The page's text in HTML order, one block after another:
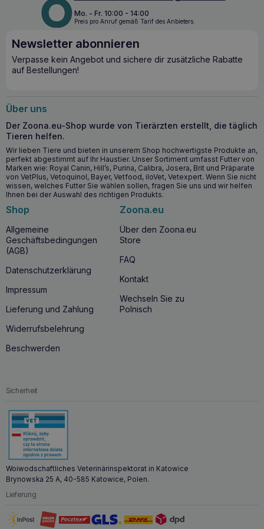
Mo. - Fr. 10:00 - 14:00
Preis pro Anruf gemäß Tarif des Anbieters.
Newsletter abonnieren
Verpasse kein Angebot und sichere dir zusätzliche Rabatte
auf Bestellungen!
Über uns
Der Zoona.eu-Shop wurde von Tierärzten erstellt, die täglich
Tieren helfen.
Wir lieben Tiere und bieten in unserem Shop hochwertigste Produkte an,
perfekt abgestimmt auf Ihr Haustier. Unser Sortiment umfasst Futter von
Marken wie: Royal Canin, Hill’s, Purina, Calibra, Josera, Brit und Präparate
von VetPlus, Vetoquinol, Bayer, Vetfood, iloVet, Vetexpert. Wenn Sie nicht
wissen, welches Futter Sie wählen sollen, fragen Sie uns und wir helfen
Ihnen bei der Auswahl des richtigen Produkts.
Shop
Allgemeine
Geschäftsbedingungen
(AGB)
Datenschutzerklärung
Impressum
Lieferung und Zahlung
Widerrufsbelehrung
Beschwerden
Zoona.eu
Über den Zoona.eu
Store
FAQ
Kontakt
Wechseln Sie zu
Polnisch
Sicherheit
Woiwodschaftliches Veterinärinspektorat in Katowice
Brynowska 25 A, 40-585 Katowice, Polen.
Lieferung